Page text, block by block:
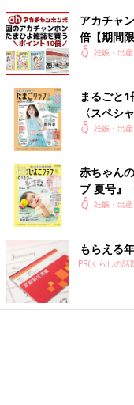
アカチャ
倍【期間限
妊娠・出産
まるごと1
〈スペシ
妊娠・出産
赤ちゃん
ブ 夏号』
く！ おっ
妊娠・出産
もらえる
PR(くらしの話